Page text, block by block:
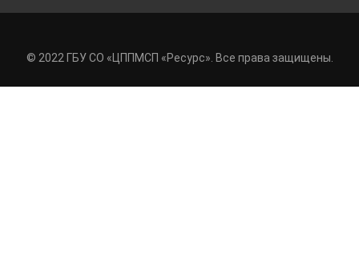
© 2022 ГБУ СО «ЦППМСП «Ресурс». Все права защищены.